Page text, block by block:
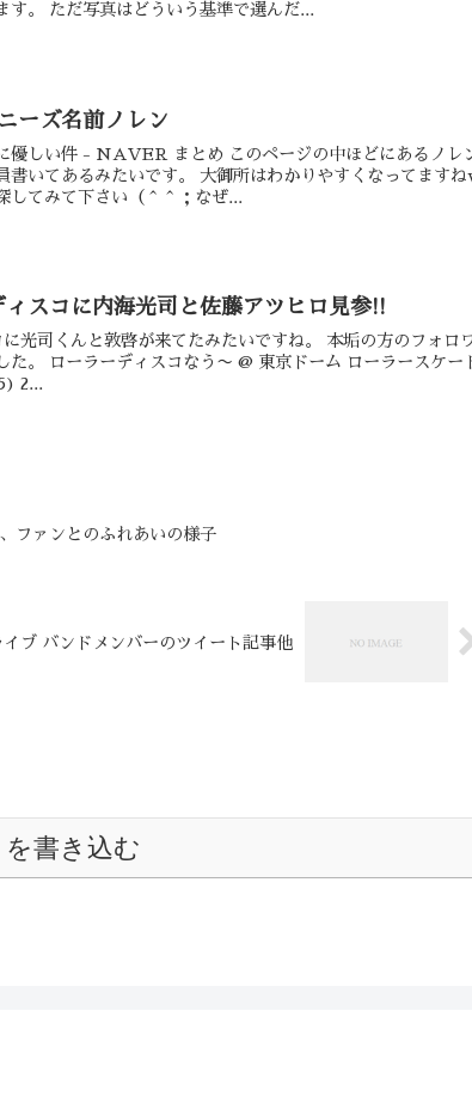
す。 ただ写真はどういう基準で選んだ...
ーズ名前ノレン
優しい件 - NAVER まとめ このページの中ほどにあるノレ
書いてあるみたいです。 大御所はわかりやすくなってますね
してみて下さい（＾＾；なぜ...
スコに内海光司と佐藤アツヒロ見参!!
光司くんと敦啓が来てたみたいですね。 本垢の方のフォロ
ースケート
2...
ファンとのふれあいの様子
ブ バンドメンバーのツイート記事他
書き込む